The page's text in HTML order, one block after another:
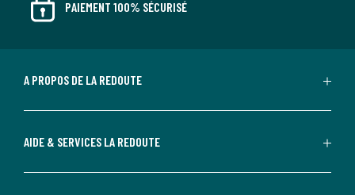
PAIEMENT 100% SÉCURISÉ
A PROPOS DE LA REDOUTE
AIDE & SERVICES LA REDOUTE